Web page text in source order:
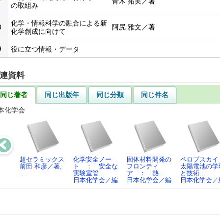
の取組み
化学・情報科学の融合による新
化学創成に向けて
阿尻 雅文／著
役に立つ情報・データ
資料
同じ著者 同じ出版年 同じ分類
同じ件名
化学会
超セラミックス
前田 和彦／著,
…
化学安全ノー
ト ： 安全な
実験室管…
日本化学会／編
固体材料開発の
フロンティ
ア ： 熱…
日本化学会／編
ペロブスカイ
太陽電池の学
と技術…
日本化学会／